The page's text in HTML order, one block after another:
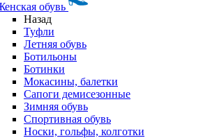
обувь
Назад
Туфли
Летняя обувь
Ботильоны
Ботинки
Мокасины, балетки
Сапоги демисезонные
Зимняя обувь
Спортивная обувь
Носки, гольфы, колготки